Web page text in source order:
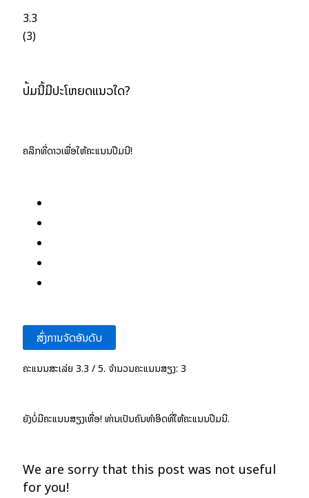
3.3
(3)
ປື້ມນີ້ມີປະໂຫຍດແນວໃດ?
ຄລິກທີ່ດາວເພື່ອໃຫ້ຄະແນນປື້ມນີ້!
ສົ່ງການຈັດອັນດັບ
ຄະແນນສະເລ່ຍ 3.3 / 5. ຈຳນວນຄະແນນສຽງ: 3
ຍັງບໍ່ມີຄະແນນສຽງເທື່ອ! ທ່ານເປັນຄົນທຳອິດທີ່ໃຫ້ຄະແນນປື້ມນີ້.
We are sorry that this post was not useful
for you!